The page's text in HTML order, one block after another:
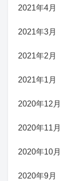
2021年4月
2021年3月
2021年2月
2021年1月
2020年12月
2020年11月
2020年10月
2020年9月